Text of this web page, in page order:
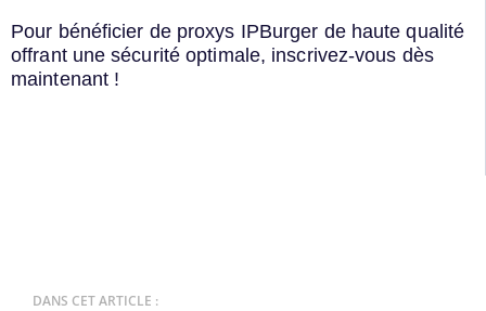
Pour bénéficier de proxys IPBurger de haute qualité
offrant une sécurité optimale, inscrivez-vous dès
maintenant !
DANS CET ARTICLE :